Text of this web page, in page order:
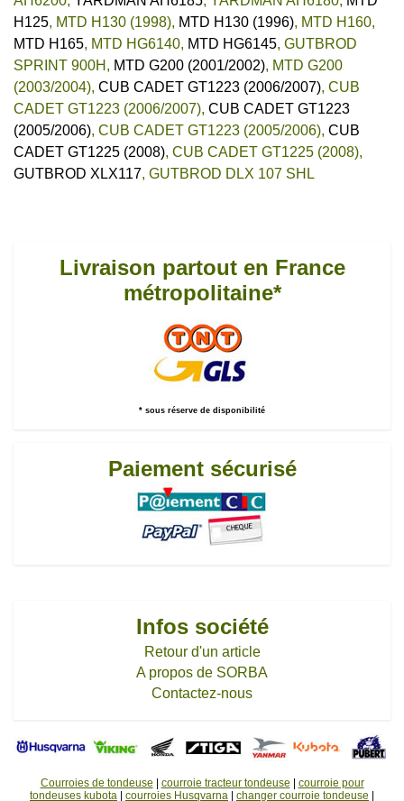
H125, MTD H130 (1998), MTD H130 (1996), MTD H160,
MTD H165, MTD HG6140, MTD HG6145, GUTBROD
SPRINT 900H , MTD G200 (2001/2002), MTD G200
(2003/2004), CUB CADET GT1223 (2006/2007), CUB
CADET GT1223 (2006/2007), CUB CADET GT1223
(2005/2006), CUB CADET GT1223 (2005/2006), CUB
CADET GT1225 (2008), CUB CADET GT1225 (2008),
GUTBROD XLX117, GUTBROD DLX 107 SHL
Livraison partout en France
métropolitaine*
* sous réserve de disponibilité
Paiement sécurisé
Infos société
Retour d'un article
A propos de SORBA
Contactez-nous
Courroies de tondeuse courroie tracteur tondeuse
courroie pour
tondeuses kubota
courroies Husqvarna changer courroie tondeuse